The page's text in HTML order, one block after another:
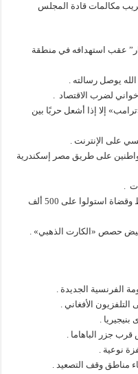
مكالمات قادة المجلس
عقب استهدافه في منطقة
يوصل رسالته .
لضرب الاقتصاد .
إلا إذا أشعل حربًا بين
على طريق مصر إسكندرية
.
* مصادر: أعضاء بـ«الوطنى المنحل» وضباط وقضاة استولوا على 500 ألف
الفرنسية الجديدة .
الأفغاني .
نوعية .
مناطق وقف التصعيد .